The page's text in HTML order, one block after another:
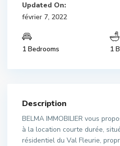
Updated On:
février 7, 2022
1 Bedrooms 1
Description
BELMA IMMOBILIER vous
à la location courte durée,
résidentiel du Val Fleurie,